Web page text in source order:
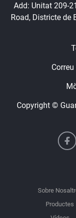
Add: Unitat 209-
Road, Districte de
Copyright ©
Sobre
Productes